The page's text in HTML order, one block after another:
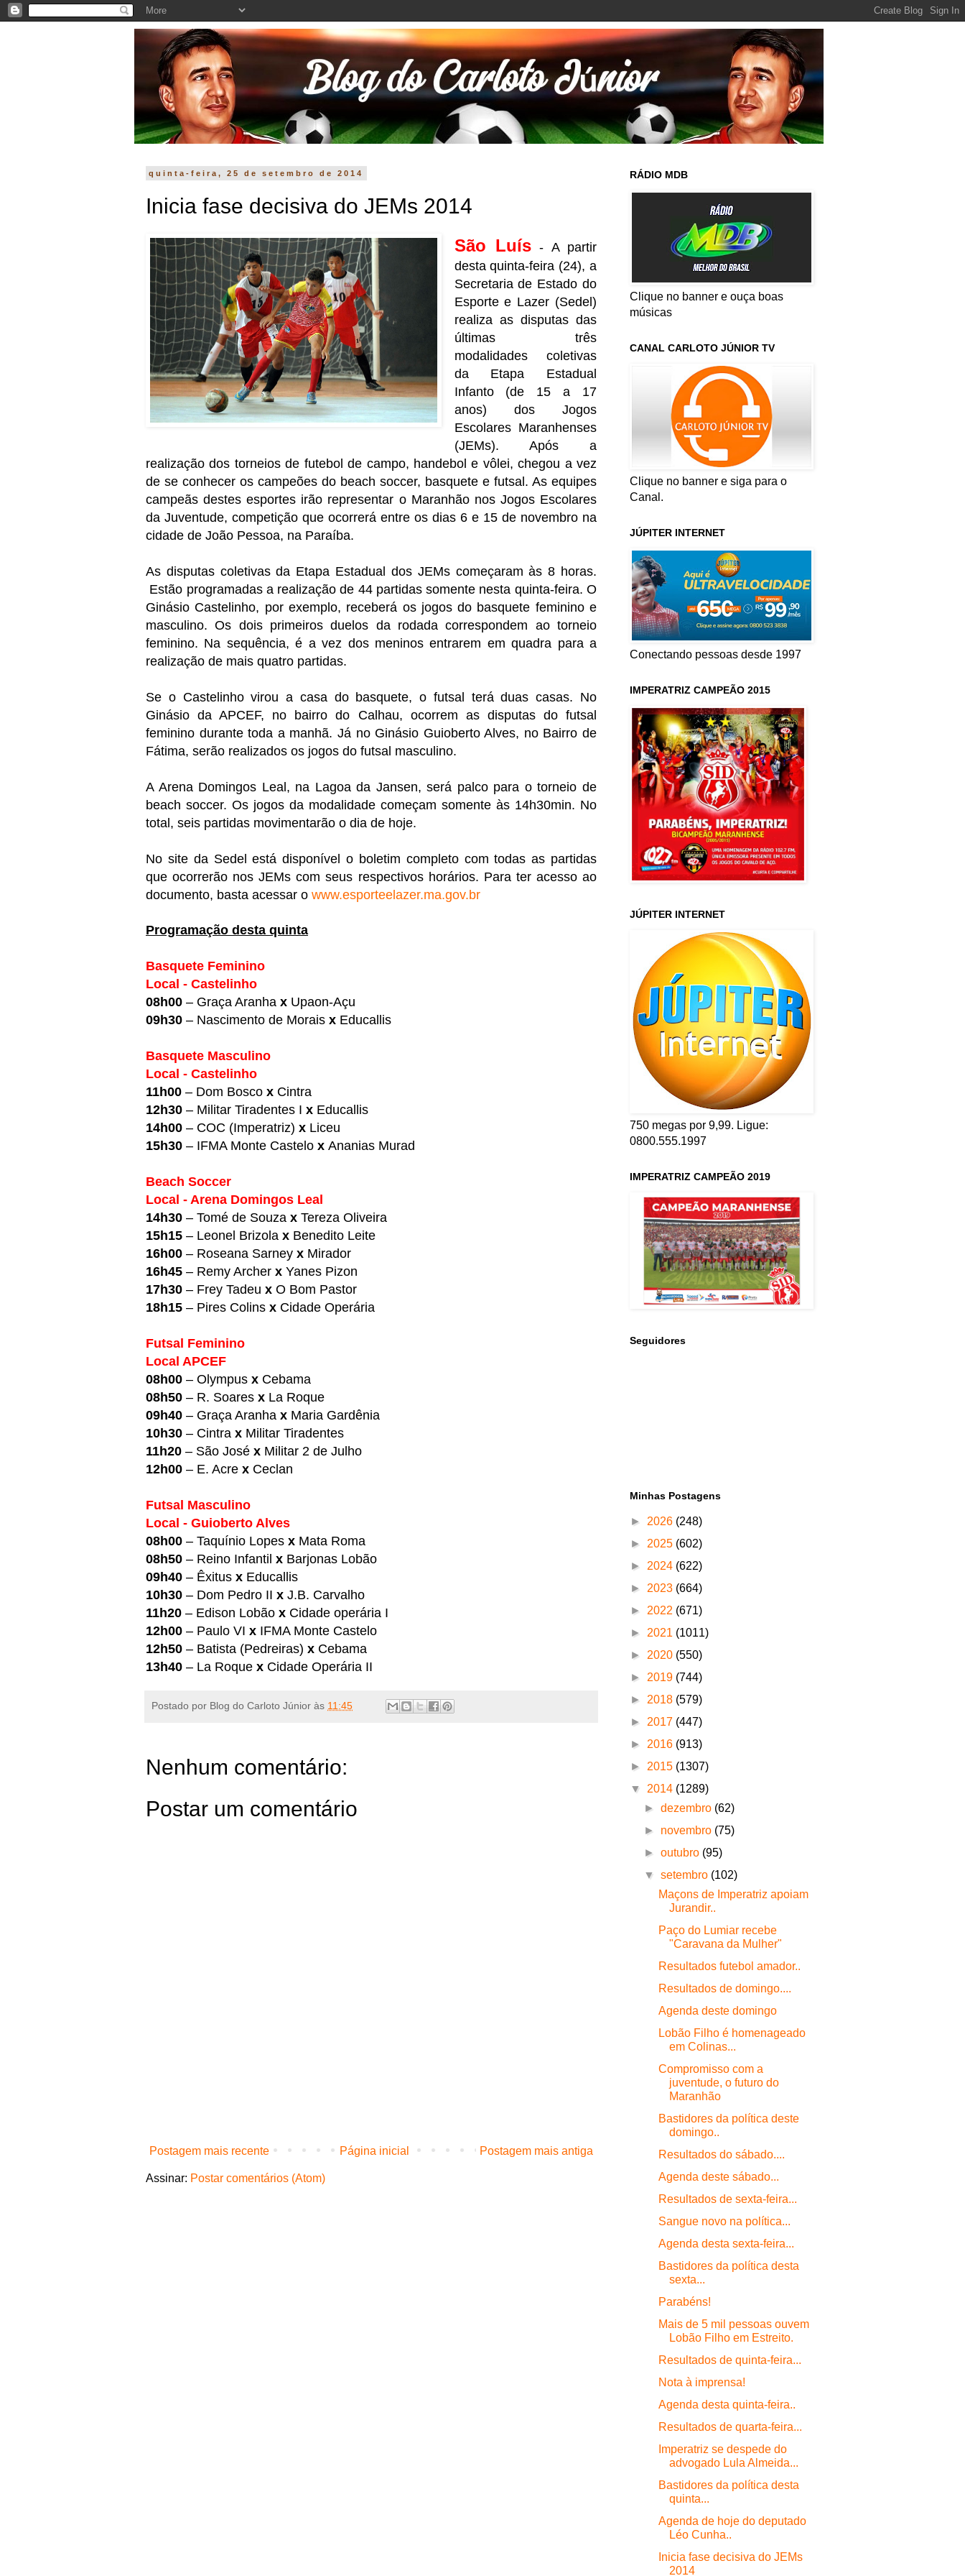
quinta-feira, 25 de setembro de 2014
Inicia fase decisiva do JEMs 2014
São Luís- A partir
desta quinta-feira (24), a
Secretaria de Estado do
Esporte e Lazer (Sedel)
realiza as disputas das
últimas três
modalidades coletivas
da Etapa Estadual
Infanto (de 15 a 17
anos) dos Jogos
Escolares Maranhenses
(JEMs). Após a
realização dos torneios de futebol de campo, handebol e vôlei, chegou a vez
de se conhecer os campeões do beach soccer, basquete e futsal. As equipes
campeãs destes esportes irão representar o Maranhão nos Jogos Escolares
da Juventude, competição que ocorrerá entre os dias 6 e 15 de novembro na
cidade de João Pessoa, na Paraíba.
As disputas coletivas da Etapa Estadual dos JEMs começaram às 8 horas.
Estão programadas a realização de 44 partidas somente nesta quinta-feira. O
Ginásio Castelinho, por exemplo, receberá os jogos do basquete feminino e
masculino. Os dois primeiros duelos da rodada correspondem ao torneio
feminino. Na sequência, é a vez dos meninos entrarem em quadra para a
realização de mais quatro partidas.
Se o Castelinho virou a casa do basquete, o futsal terá duas casas. No
Ginásio da APCEF, no bairro do Calhau, ocorrem as disputas do futsal
feminino durante toda a manhã. Já no Ginásio Guioberto Alves, no Bairro de
Fátima, serão realizados os jogos do futsal masculino.
A Arena Domingos Leal, na Lagoa da Jansen, será palco para o torneio de
beach soccer. Os jogos da modalidade começam somente às 14h30min. No
total, seis partidas movimentarão o dia de hoje.
No site da Sedel está disponível o boletim completo com todas as partidas
que ocorrerão nos JEMs com seus respectivos horários. Para ter acesso ao
documento, basta acessar o www.esporteelazer.ma.gov.br
Programação desta quinta
Basquete Feminino
Local - Castelinho
08h00 – Graça Aranha x Upaon-Açu
09h30 – Nascimento de Morais x Educallis
Basquete Masculino
Local - Castelinho
11h00 – Dom Bosco x Cintra
12h30 – Militar Tiradentes I x Educallis
14h00 – COC (Imperatriz) x Liceu
15h30 – IFMA Monte Castelo x Ananias Murad
Beach Soccer
Local - Arena Domingos Leal
14h30 – Tomé de Souza x Tereza Oliveira
15h15 – Leonel Brizola x Benedito Leite
16h00 – Roseana Sarney x Mirador
16h45 – Remy Archer x Yanes Pizon
17h30 – Frey Tadeu x O Bom Pastor
18h15 – Pires Colins x Cidade Operária
Futsal Feminino
Local APCEF
08h00 – Olympus x Cebama
08h50 – R. Soares x La Roque
09h40 – Graça Aranha x Maria Gardênia
10h30 – Cintra x Militar Tiradentes
11h20 – São José x Militar 2 de Julho
12h00 – E. Acre x Ceclan
Futsal Masculino
Local - Guioberto Alves
08h00 – Taquínio Lopes x Mata Roma
08h50 – Reino Infantil x Barjonas Lobão
09h40 – Êxitus x Educallis
10h30 – Dom Pedro II x J.B. Carvalho
11h20 – Edison Lobão x Cidade operária I
12h00 – Paulo VI x IFMA Monte Castelo
12h50 – Batista (Pedreiras) x Cebama
13h40 – La Roque x Cidade Operária II
Postado por Blog do Carloto Júnior às 11:45
Nenhum comentário:
Postar um comentário
Postagem mais recente Postagem mais antiga
Página inicial
Assinar: Postar comentários (Atom)
RÁDIO MDB
Clique no banner e ouça boas
músicas
CANAL CARLOTO JÚNIOR TV
Clique no banner e siga para o
Canal.
JÚPITER INTERNET
Conectando pessoas desde 1997
IMPERATRIZ CAMPEÃO 2015
JÚPITER INTERNET
750 megas por 9,99. Ligue:
0800.555.1997
IMPERATRIZ CAMPEÃO 2019
Seguidores
Minhas Postagens
► 2026 (248)
► 2025 (602)
► 2024 (622)
► 2023 (664)
► 2022 (671)
► 2021 (1011)
► 2020 (550)
► 2019 (744)
► 2018 (579)
► 2017 (447)
► 2016 (913)
► 2015 (1307)
▼ 2014 (1289)
►dezembro (62)
► novembro (75)
►outubro (95)
▼setembro (102)
Maçons de Imperatriz apoiam
Jurandir..
Paço do Lumiar recebe
"Caravana da Mulher"
Resultados futebol amador..
Resultados de domingo....
Agenda deste domingo
Lobão Filho é homenageado
em Colinas...
Compromisso com a
juventude, o futuro do
Maranhão
Bastidores da política deste
domingo..
Resultados do sábado....
Agenda deste sábado...
Resultados de sexta-feira...
Sangue novo na política...
Agenda desta sexta-feira...
Bastidores da política desta
sexta...
Parabéns!
Mais de 5 mil pessoas ouvem
Lobão Filho em Estreito.
Resultados de quinta-feira...
Nota à imprensa!
Agenda desta quinta-feira..
Resultados de quarta-feira...
Imperatriz se despede do
advogado Lula Almeida...
Bastidores da política desta
quinta...
Agenda de hoje do deputado
Léo Cunha..
Inicia fase decisiva do JEMs
2014